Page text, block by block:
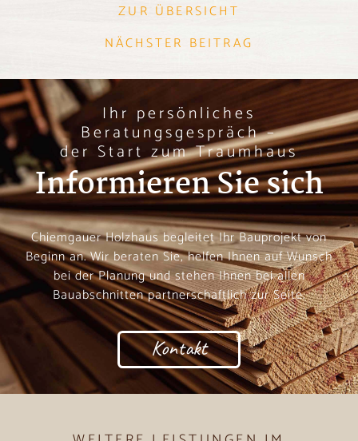
ZUR ÜBERSICHT
NÄCHSTER BEITRAG
Informieren Sie sich
Ihr persönliches
Beratungsgespräch –
der Start zum Traumhaus
Chiemgauer Holzhaus begleitet Ihr Bauprojekt von
Beginn an. Wir beraten Sie, helfen Ihnen auf Wunsch
bei der Planung und stehen Ihnen bei allen
Bauabschnitten partnerschaftlich zur Seite.
Kontakt